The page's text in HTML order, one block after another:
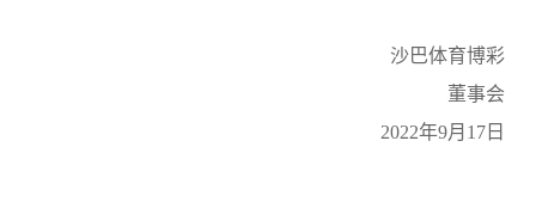
沙巴体育博彩
董事会
2022年9月17日